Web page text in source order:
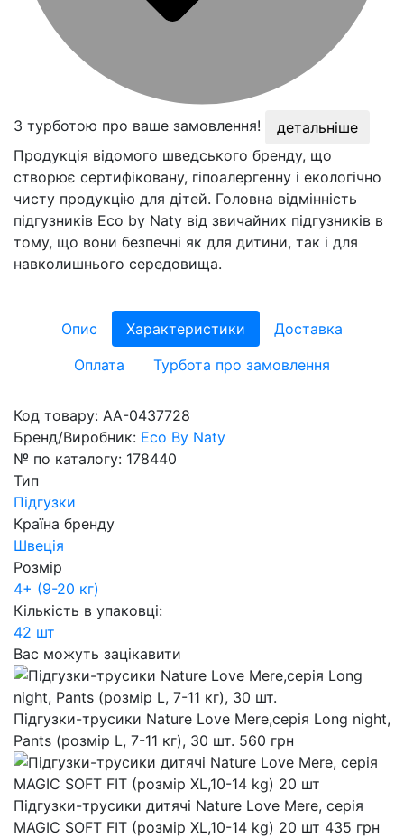
З турботою про ваше замовлення!
детальніше
Продукція відомого шведського бренду, що
створює сертифіковану, гіпоалергенну і екологічно
чисту продукцію для дітей. Головна відмінність
підгузників Eco by Naty від звичайних підгузників в
тому, що вони безпечні як для дитини, так і для
навколишнього середовища.
Опис Характеристики
Доставка
Оплата
Турбота про замовлення
Код товару: AA-0437728
Бренд/Виробник: Eco By Naty
№ по каталогу: 178440
Тип
Підгузки
Країна бренду
Швеція
Розмір
4+ (9-20 кг)
Кількість в упаковці:
42 шт
Вас можуть зацікавити
Підгузки-трусики Nature Love Mere,серія Long night,
Pants (розмір L, 7-11 кг), 30 шт. 560 грн
Підгузки-трусики дитячі Nature Love Mere, серія
MAGIC SOFT FIT (розмір XL,10-14 kg) 20 шт 435 грн